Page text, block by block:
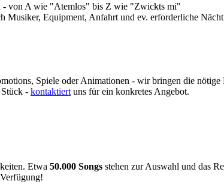
- von A wie "Atemlos" bis Z wie "Zwickts mi"
Musiker, Equipment, Anfahrt und ev. erforderliche
Spiele oder Animationen - wir bringen die
- kontaktiertuns für ein konkretes Angebot.
Etwa 50.000 Songs stehen zur Auswahl und das